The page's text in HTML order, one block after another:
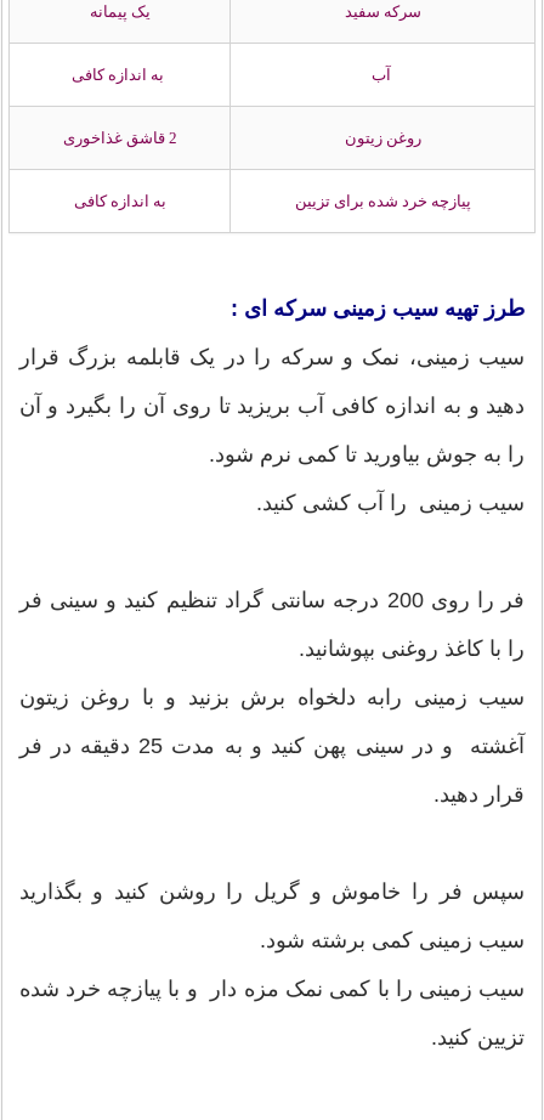
سرکه سفید یک پیمانه
آب به اندازه کافی
روغن زیتون 2 قاشق غذاخوری
پیازچه خرد شده برای تزیین به اندازه‌ کافی
طرز تهیه سیب زمینی سرکه ای :
سیب زمینی، نمک و سرکه را در یک قابلمه بزرگ قرار
دهید و به اندازه کافی آب بریزید تا روی آن را بگیرد و آن
را به جوش بیاورید تا کمی نرم شود.
سیب زمینی را آب کشی کنید.
فر را روی 200 درجه سانتی گراد تنظیم کنید و سینی فر
را با کاغذ روغنی بپوشانید.
سیب زمینی رابه دلخواه برش بزنید و با روغن زیتون
آغشته و در سینی پهن کنید و به مدت 25 دقیقه در فر
قرار دهید.
سپس فر را خاموش و گریل را روشن کنید و بگذارید
سیب زمینی کمی برشته شود.
سیب زمینی را با کمی نمک مزه دار و با پیازچه خرد شده
تزیین کنید.